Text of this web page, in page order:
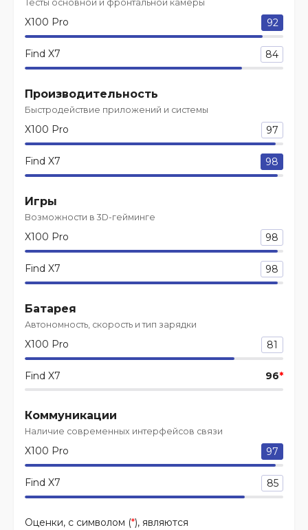
Тесты основной и фронтальной камеры
X100 Pro 92
Find X7 84
Производительность
Быстродействие приложений и системы
X100 Pro 97
Find X7 98
Игры
Возможности в 3D-гейминге
X100 Pro 98
Find X7 98
Батарея
Автономность, скорость и тип зарядки
X100 Pro 81
Find X7 96*
Коммуникации
Наличие современных интерфейсов связи
X100 Pro 97
Find X7 85
Оценки, с символом (*), являются